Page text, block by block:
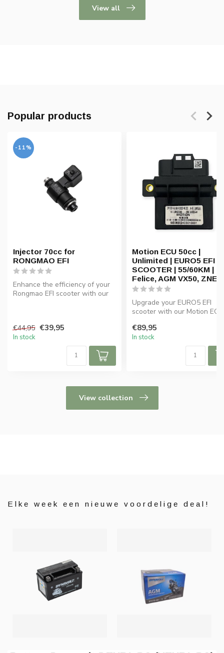
View all
Popular products
-11%
Injector 70cc for
RONGMAO EFI
Enhance the efficiency of your
Rongmao EFI scooter with our
€44,95 €39,95
In stock
Motion ECU 50cc |
Unlimited | EURO5 EFI
SCOOTER | 55/60KM |
Felice, AGM VX50, ZNEN
Upgrade your EURO5 EFI
scooter with our Motion ECU
€89,95
In stock
View collection
Elke week een nieuwe voordelige deal!